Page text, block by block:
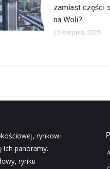
zamiast części
na Woli?
25 sierpnia, 2025
rynkowi
ich panoramy.
rynku